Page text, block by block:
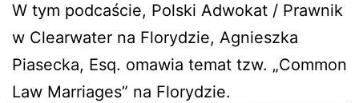
W tym podcaście, Polski Adwokat / Prawnik
w Clearwater na Florydzie, Agnieszka
Piasecka, Esq. omawia temat tzw. „Common
Law Marriages” na Florydzie.